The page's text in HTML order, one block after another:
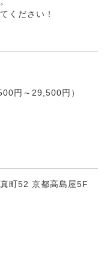
ください！
円～29,500円）
町52 京都高島屋5F